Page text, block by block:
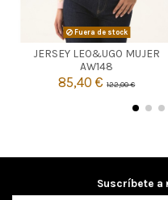
Fuera de stock
JERSEY LEO&UGO MUJER
AW148
85,40 €122,00 €
 Agotado
Suscríbete a